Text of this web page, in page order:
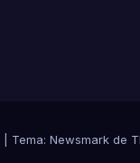
Tema: Newsmark de